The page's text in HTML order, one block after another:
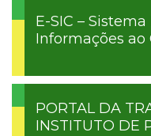
E-SIC –
Informações ao
PORTAL DA
INSTITUTO DE